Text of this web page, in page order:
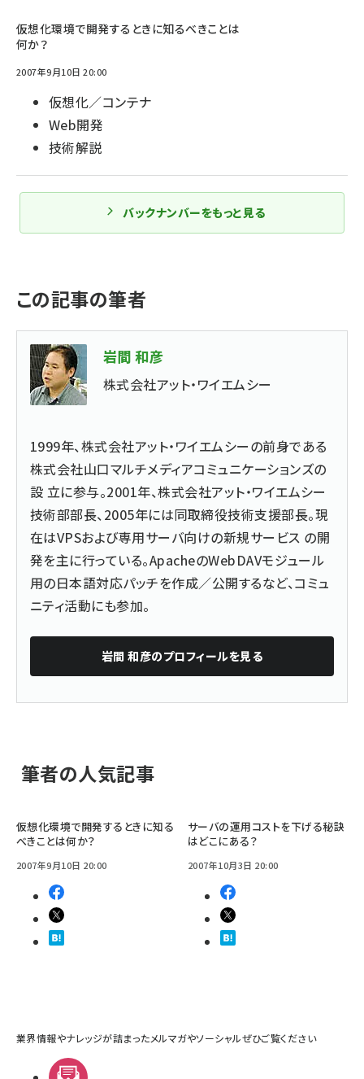
仮想化環境で開発するときに知るべきことは
何か？
2007年9月10日 20:00
仮想化／コンテナ
Web開発
技術解説
バックナンバーをもっと見る
この記事の筆者
岩間 和彦
株式会社アット・ワイエムシー
1999年、株式会社アット・ワイエムシーの前身である
株式会社山口マルチメディアコミュニケーションズの
設 立に参与。2001年、株式会社アット・ワイエムシー
技術部部長、2005年には同取締役技術支援部長。現
在はVPSおよび専用サーバ向けの新規サービス の開
発を主に行っている。ApacheのWebDAVモジュール
用の日本語対応パッチを作成／公開するなど、コミュ
ニティ活動にも参加。
岩間 和彦のプロフィールを見る
筆者の人気記事
仮想化環境で開発するときに知る
べきことは何か？
2007年9月10日 20:00
サーバの運用コストを下げる秘訣
はどこにある？
2007年10月3日 20:00
業界情報やナレッジが詰まったメルマガやソーシャルぜひご覧ください